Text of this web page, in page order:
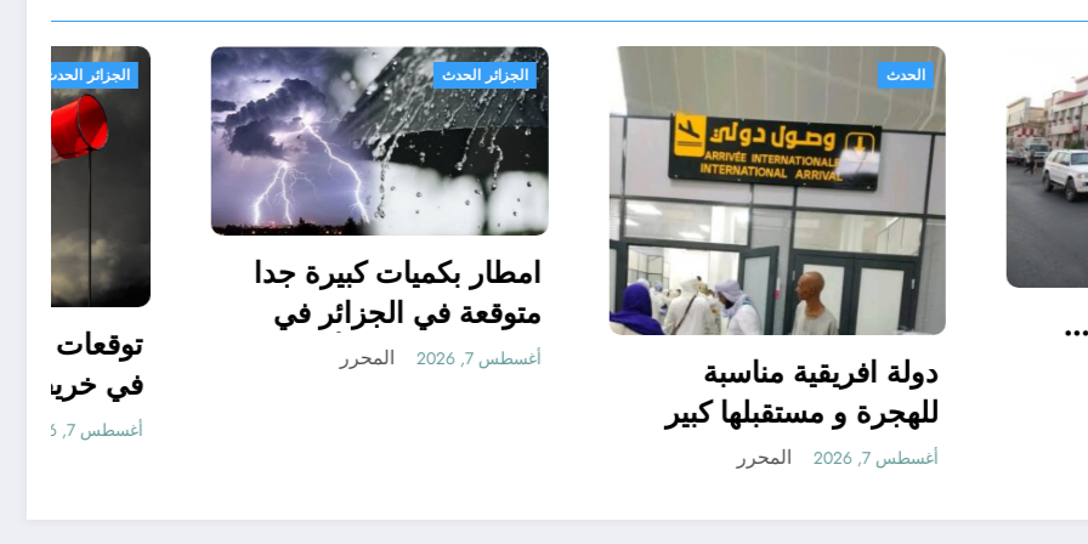
الجزائر الحدث
امطار بكميات كبيرة جدا
متوقعة في الجزائر في
شهري سبتمبر و أكتوبر ..
توقعات مناخ خريف 2026
أغسطس 7, 2026
دولة افريقية مناسبة
للهجرة و مستقبلها كبير
أغسطس 7, 2026
والماي …
ابو عداي”